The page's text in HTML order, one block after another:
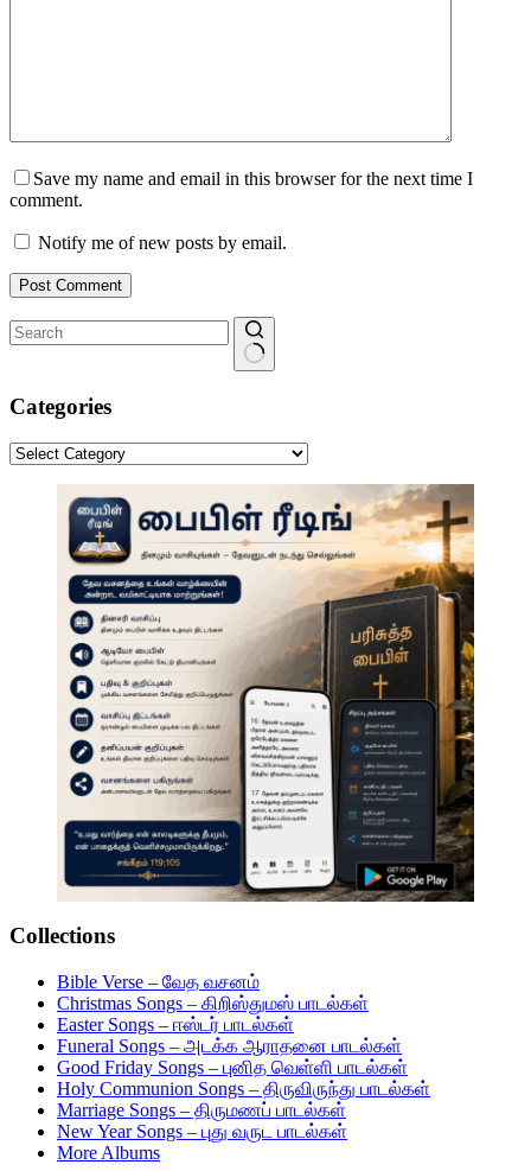
Save my name and email in this browser for the next time I
comment.
Notify me of new posts by email.
Post Comment
results
Categories
Categories
Collections
Bible Verse – வேத வசனம்
Christmas Songs – கிறிஸ்துமஸ் பாடல்கள்
Easter Songs – ஈஸ்டர் பாடல்கள்
Funeral Songs – அடக்க ஆராதனை பாடல்கள்
Good Friday Songs – புனித வெள்ளி பாடல்கள்
Holy Communion Songs – திருவிருந்து பாடல்கள்
Marriage Songs – திருமணப் பாடல்கள்
New Year Songs – புது வருட பாடல்கள்
More Albums